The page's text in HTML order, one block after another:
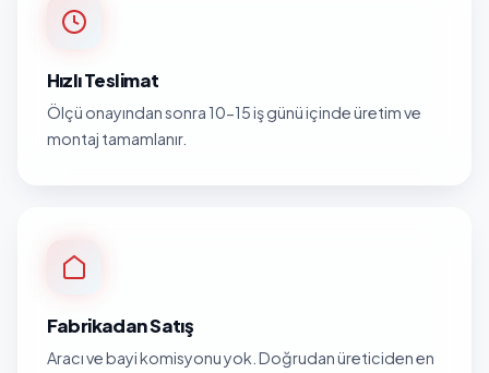
Hızlı Teslimat
Ölçü onayından sonra 10-15 iş günü içinde üretim ve
montaj tamamlanır.
Fabrikadan Satış
Aracı ve bayi komisyonu yok. Doğrudan üreticiden en